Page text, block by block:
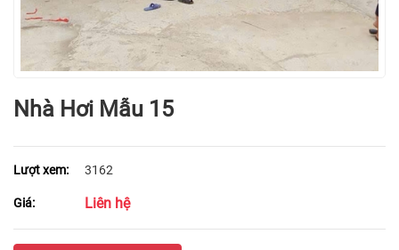
Nhà Hơi Mẫu 15
Lượt xem: 3162
Giá: Liên hệ